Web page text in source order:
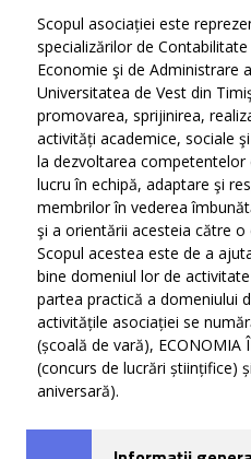
Scopul asociației este
specializărilor de
Economie şi de Administrare
Universitatea de Vest din
promovarea, sprijinirea,
activități academice, sociale
la dezvoltarea
lucru în echipă, adaptare şi
membrilor în vederea
şi a orientării acesteia către o
Scopul acestea este de a
bine domeniul lor de
partea practică a domeniului
activitățile asociației se
(școală de vară), ECONOMIA
(concurs de lucrări științifice)
aniversară).